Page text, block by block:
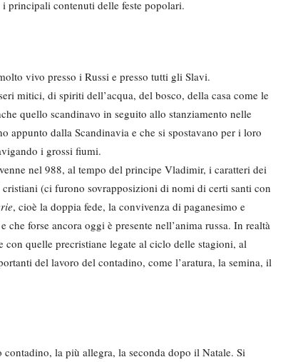
principali contenuti delle feste popolari.
vivo presso i Russi e presso tutti gli Slavi.
mitici, di spiriti dell’acqua, del bosco, della casa come le
quello scandinavo in seguito allo stanziamento nelle
appunto dalla Scandina­via e che si spostavano per i loro
i grossi fiumi.
nel 988, al tempo del principe Vladimir, i caratteri dei
(ci furono sovrap­posizioni di nomi di certi santi con
, cioè la doppia fede, la convivenza di paganesimo e
forse ancora oggi è presente nell’anima russa. In realtà
con quelle precristiane legate al ciclo delle stagioni, al
del lavoro del contadino, come l’ara­tura, la semina, il
la più allegra, la seconda dopo il Natale. Si